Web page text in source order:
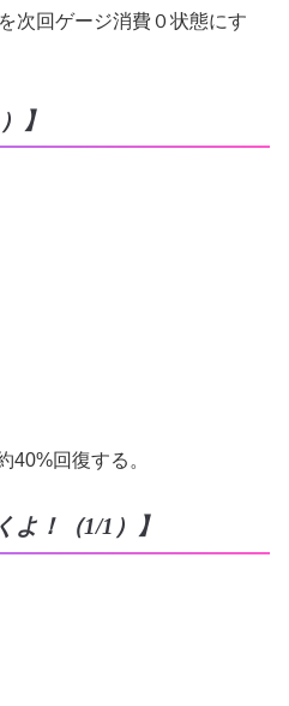
次回ゲージ消費０状態にす
】
40%回復する。
よ！（1/1）】